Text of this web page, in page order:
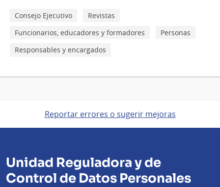
Consejo Ejecutivo
Revistas
Funcionarios, educadores y formadores
Personas
Responsables y encargados
Reportar errores o sugerir mejoras
Unidad Reguladora y de
Control de Datos Personales